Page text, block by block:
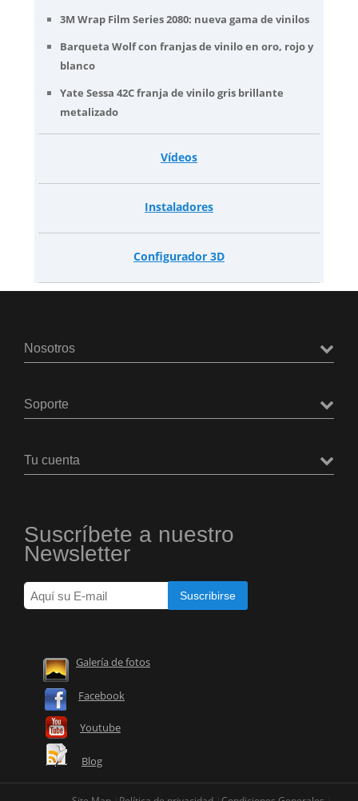
3M Wrap Film Series 2080: nueva gama de vinilos
Barqueta Wolf con franjas de vinilo en oro, rojo y
blanco
Yate Sessa 42C franja de vinilo gris brillante
metalizado
Vídeos
Instaladores
Configurador 3D
Nosotros
Soporte
Tu cuenta
Suscríbete a nuestro
Newsletter
Galería de fotos
Facebook
Youtube
Blog